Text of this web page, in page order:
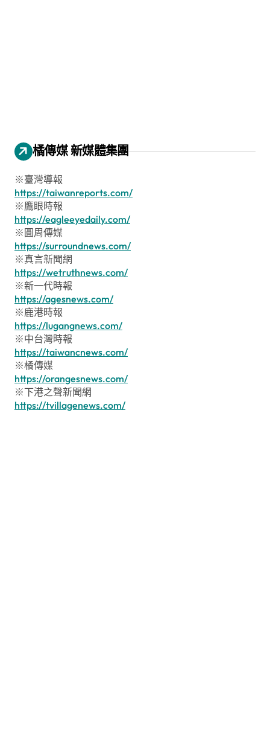
橘傳媒 新媒體集團
※臺灣導報
https://taiwanreports.com/
※鷹眼時報
https://eagleeyedaily.com/
※圓周傳媒
https://surroundnews.com/
※真言新聞網
https://wetruthnews.com/
※新一代時報
https://agesnews.com/
※鹿港時報
https://lugangnews.com/
※中台灣時報
https://taiwancnews.com/
※橘傳媒
https://orangesnews.com/
※下港之聲新聞網
https://tvillagenews.com/